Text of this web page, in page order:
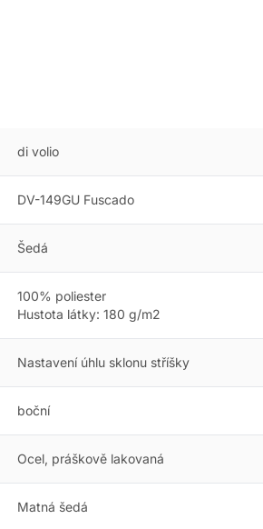
di volio
DV-149GU Fuscado
Šedá
100% poliester
Hustota látky: 180 g/m2
Nastavení úhlu sklonu stříšky
boční
Ocel, práškově lakovaná
Matná šedá